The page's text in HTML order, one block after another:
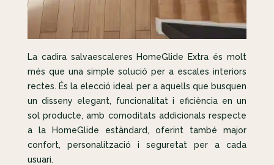
La cadira salvaescaleres HomeGlide Extra és molt
més que una simple solució per a escales interiors
rectes. És la elecció ideal per a aquells que busquen
un disseny elegant, funcionalitat i eficiència en un
sol producte, amb comoditats addicionals respecte
a la HomeGlide estàndard, oferint també major
confort, personalització i seguretat per a cada
usuari.